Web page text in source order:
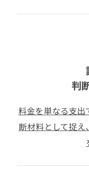
判
料金を単なる支
断材料として捉